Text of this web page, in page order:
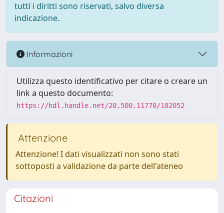
tutti i diritti sono riservati, salvo diversa
indicazione.
Informazioni
Utilizza questo identificativo per citare o creare un
link a questo documento:
https://hdl.handle.net/20.500.11770/182052
Attenzione
Attenzione! I dati visualizzati non sono stati
sottoposti a validazione da parte dell'ateneo
Citazioni